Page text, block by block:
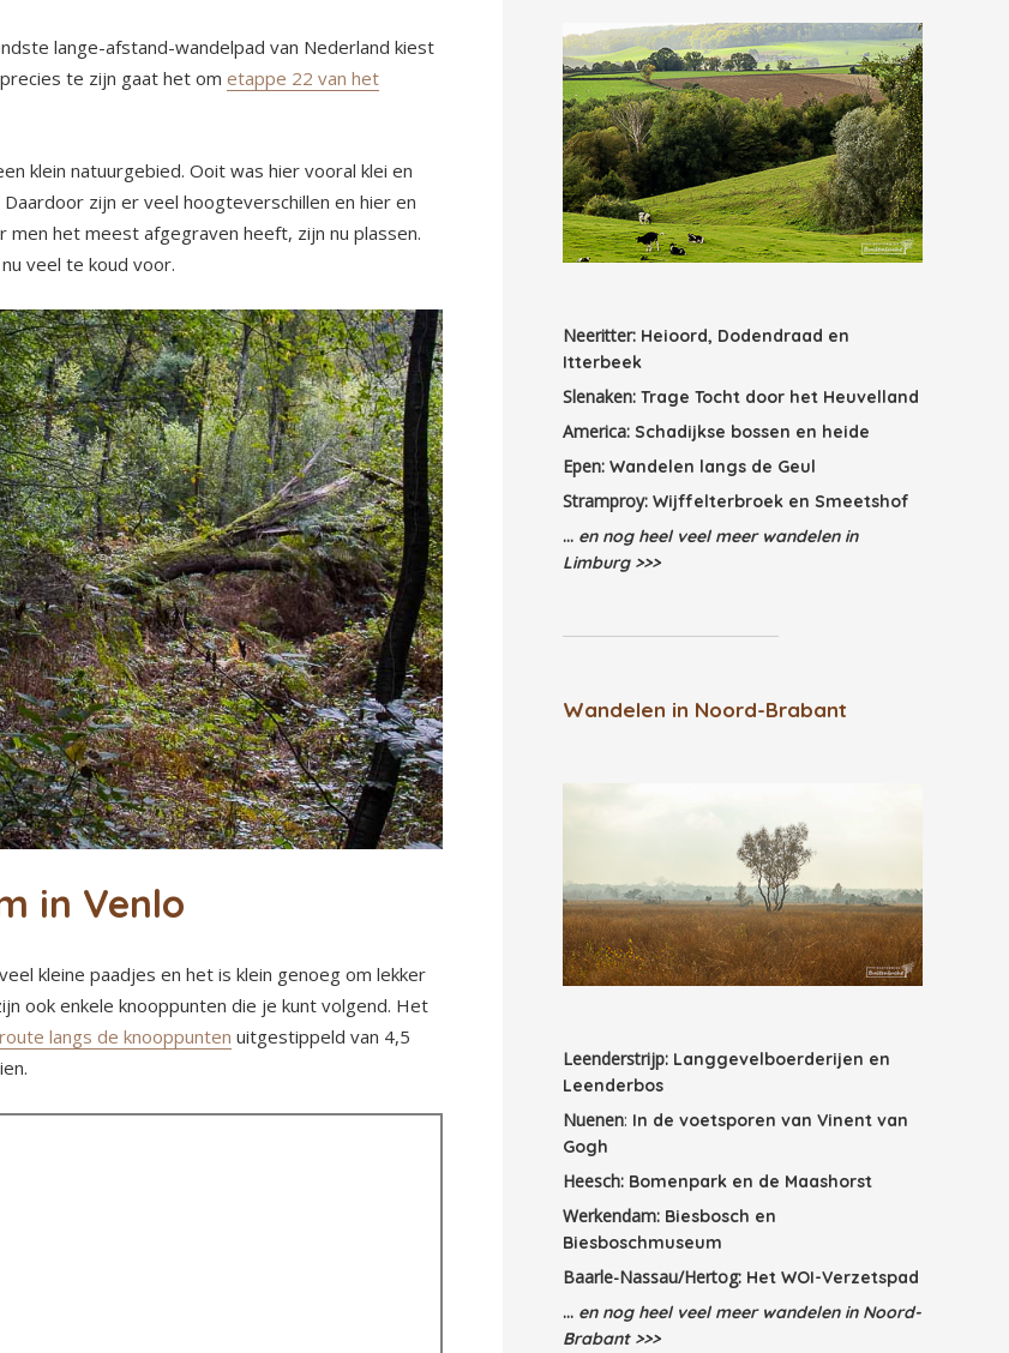
lange-afstand-wandelpad van Nederland kiest
te zijn gaat het om etappe 22 van het
klein natuurgebied. Ooit was hier vooral klei en
zijn er veel hoogteverschillen en hier en
het meest afgegraven heeft, zijn nu plassen.
veel te koud voor.
in Venlo
kleine paadjes en het is klein genoeg om lekker
ook enkele knooppunten die je kunt volgend. Het
route langs de knooppunten uitgestippeld van 4,5
Neeritter: Heioord, Dodendraad en
Itterbeek
Slenaken: Trage Tocht door het Heuvelland
America: Schadijkse bossen en heide
Epen: Wandelen langs de Geul
Stramproy: Wijffelterbroek en Smeetshof
... en nog heel veel meer wandelen in
Limburg >>>
Wandelen in Noord-Brabant
Leenderstrijp: Langgevelboerderijen en
Leenderbos
Nuenen: In de voetsporen van Vinent van
Gogh
Heesch: Bomenpark en de Maashorst
Werkendam: Biesbosch en
Biesboschmuseum
Baarle-Nassau/Hertog: Het WOI-Verzetspad
... en nog heel veel meer wandelen in Noord-
Brabant >>>